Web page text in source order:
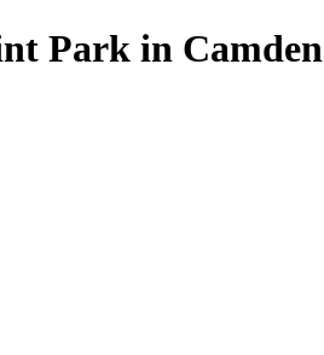
Park in Camden